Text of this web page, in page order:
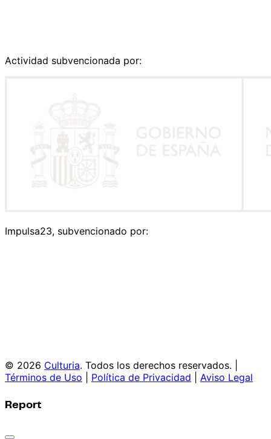
Actividad subvencionada por:
Impulsa23, subvencionado por:
© 2026 Culturia. Todos los derechos reservados. |
Términos de Uso
Política de Privacidad Aviso Legal
Report